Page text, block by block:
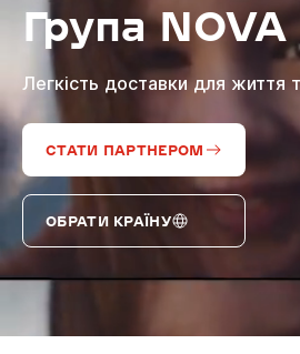
Nova Global
Nova Digital
Група NOVA
Легкість доставки для життя
СТАТИ ПАРТНЕРОМ
ОБРАТИ КРАЇНУ